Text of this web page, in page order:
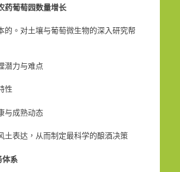
药葡萄园数量增长
的。对土壤与葡萄微生物的深入研究帮
潜力与难点
性
与成熟动态
土表达，从而制定最科学的酿酒决策
体系